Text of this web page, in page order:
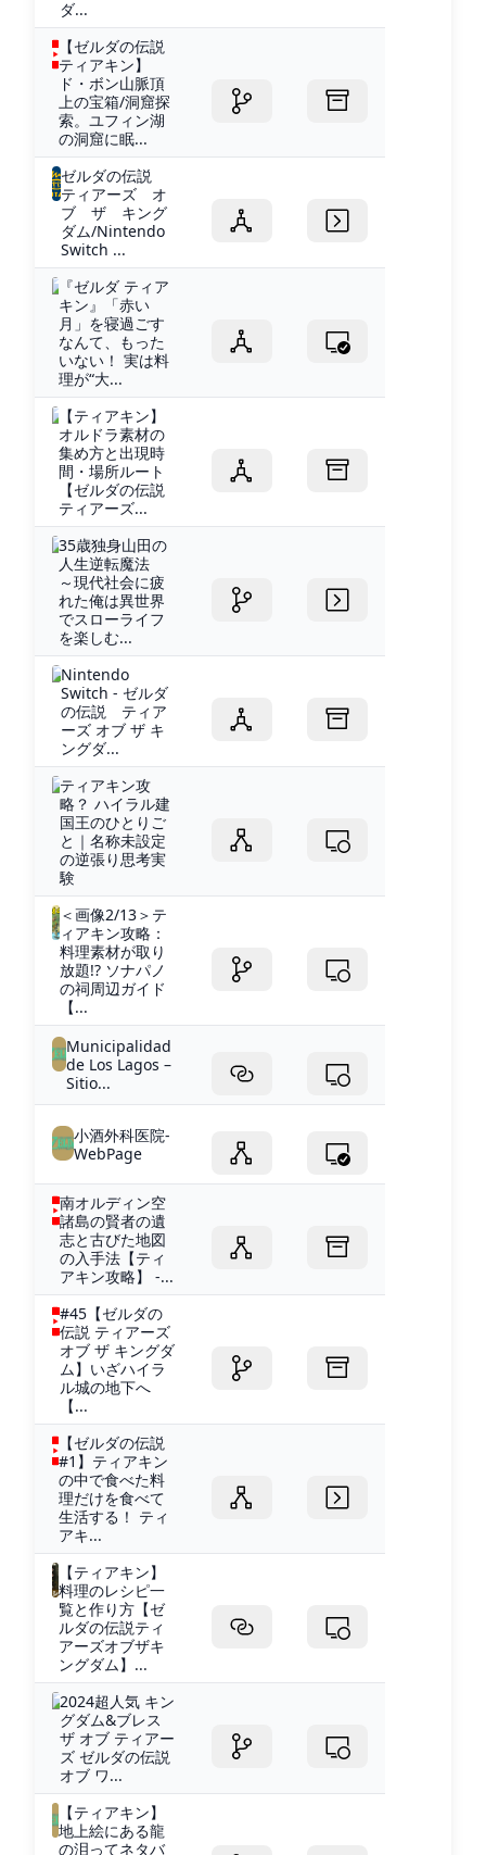
ダ...
【ゼルダの伝説
ティアキン】
ド・ボン山脈頂
上の宝箱/洞窟探
索。ユフィン湖
の洞窟に眠...
ゼルダの伝説
ティアーズ オ
ブ ザ キング
ダム/Nintendo
Switch ...
『ゼルダ ティア
キン』「赤い
月」を寝過ごす
なんて、もった
いない！ 実は料
理が“大...
【ティアキン】
オルドラ素材の
集め方と出現時
間・場所ルート
【ゼルダの伝説
ティアーズ...
35歳独身山田の
人生逆転魔法
～現代社会に疲
れた俺は異世界
でスローライフ
を楽しむ...
Nintendo
Switch - ゼルダ
の伝説 ティア
ーズ オブ ザ キ
ングダ...
ティアキン攻
略？ ハイラル建
国王のひとりご
と｜名称未設定
の逆張り思考実
験
＜画像2/13＞テ
ィアキン攻略：
料理素材が取り
放題!? ソナパノ
の祠周辺ガイド
【...
Municipalidad
de Los Lagos –
Sitio...
小酒外科医院-
WebPage
南オルディン空
諸島の賢者の遺
志と古びた地図
の入手法【ティ
アキン攻略】 -...
#45【ゼルダの
伝説 ティアーズ
オブ ザ キングダ
ム】いざハイラ
ル城の地下へ
【...
【ゼルダの伝説
#1】ティアキン
の中で食べた料
理だけを食べて
生活する！ ティ
アキ...
【ティアキン】
料理のレシピ一
覧と作り方【ゼ
ルダの伝説ティ
アーズオブザキ
ングダム】...
2024超人気 キン
グダム&ブレス
ザ オブ ティアー
ズ ゼルダの伝説
オブ ワ...
【ティアキン】
地上絵にある龍
の泪ってネタバ